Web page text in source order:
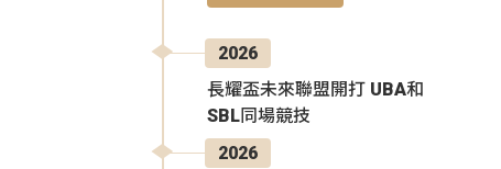
2026
長耀盃未來聯盟開打 UBA和
SBL同場競技
2026